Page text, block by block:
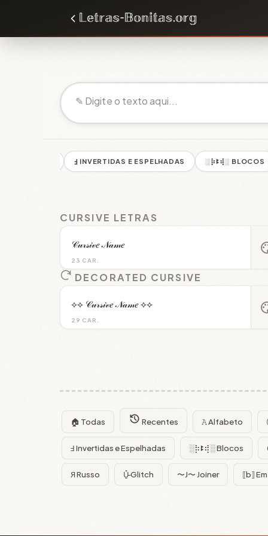
Ⅎ INVERTIDAS E ESPELHADAS ░⡷ꔪ⢾░ BLOCOS
CURSIVE LETRAS
23 CAR.
𝒞𝓊𝓇𝓈𝒾𝓋𝑒 𝒩𝒶𝓂𝑒
DECORATED CURSIVE
29 CAR.
⟡⟡ 𝒞𝓊𝓇𝓈𝒾𝓋𝑒 𝒩𝒶𝓂𝑒 ⟡⟡
🏠 Todas Recentes 𝙰 Alfabeto
Ⅎ Invertidas e Espelhadas ░⡷ꔪ⢾░ Blocos
Я Russo U̵̮̽ Glitch 〜J〜 Joiner ⟦b⟧